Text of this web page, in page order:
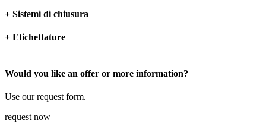
+ Sistemi di chiusura
+ Etichettature
Would you like an offer or more information?
Use our request form.
request now